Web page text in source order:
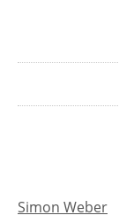
Simon Weber